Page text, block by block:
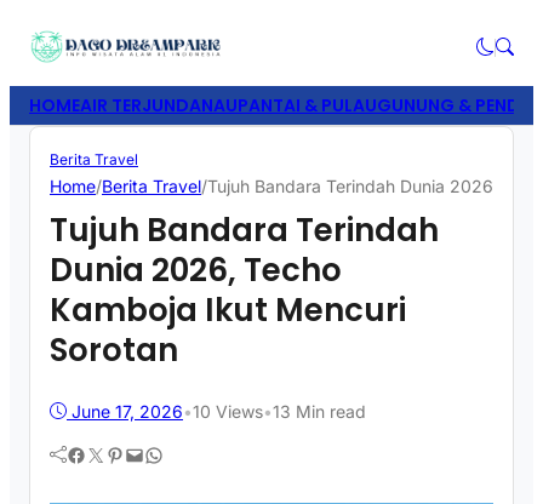
HOMEAIR TERJUNDANAUPANTAI & PULAUGUNUNG &
Berita Travel
Home/Berita Travel/Tujuh Bandara Terindah Dunia 2026,
Tujuh Bandara Terindah
Dunia 2026, Techo
Kamboja Ikut Mencuri
Sorotan
June 17, 2026•10 Views•13 Min read
Facebook Twitter Pinterest Mail WhatsApp